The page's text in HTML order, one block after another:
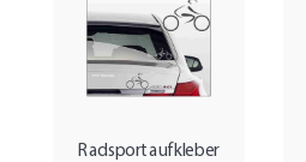
Radsportaufkleber